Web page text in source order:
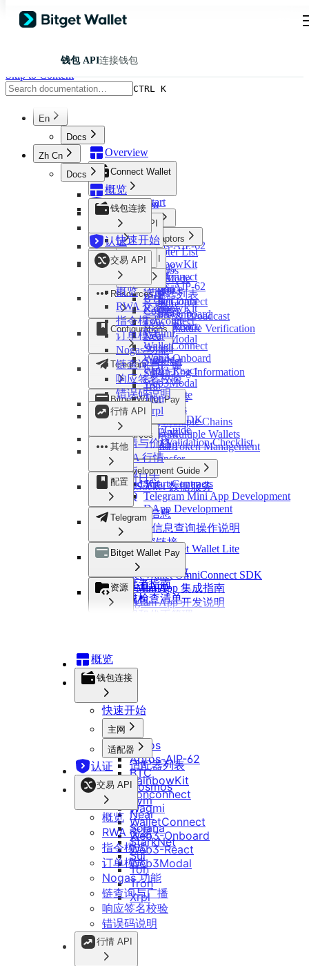
钱包 API连接钱包
Skip to Content
CTRL K
En
Docs
Overview
Connect Wallet
Quick Start
Mainnets
Aptos
Aptos-AIP-62
BTC
Cosmos
Evm
Near
Solana
StarkNet
Sui
Ton
Tron
Xrpl
Wallet Adaptors
Adapter List
RainbowKit
TonConnect
Wagmi
WalletConnect
Web3-Onboard
Web3-React
Web3Modal
Certification
Trading API
Overview
RWA Trading
Instruction Mode
Order Mode
Nogas Feature
Chain Query & Broadcast
Response Signature Verification
Error Codes
Markets API
Market & Price
RWA Market Data
Token
WebSocket Service
Resources
Change Logs
Configurations
Chain Config
Cross-Chain Log Information
Deeplink
Developer Tools
Link Parameters
Managing Multiple Chains
Connecting Multiple Wallets
Mainnet and Token Management
Invoke Transfer
Telegram
Bitget Wallet Lite
OmniConnect
OmniConnect SDK
Ton Mini App
Ton Web App
Bitget Wallet Pay
Developer Guide
Integration Validation Checklist
Resources
Development Guide
Smart Contracts
Telegram Mini App Development
DApp Development
Brand Kit
FAQ
Zh Cn
Docs
概览
钱包连接
快速开始
主网
Aptos
Aptos-AIP-62
BTC
Cosmos
Evm
Near
Solana
StarkNet
Sui
Ton
Tron
Xrpl
适配器
适配器列表
RainbowKit
Tonconnect
Wagmi
WalletConnect
Web3-Onboard
Web3-React
Web3Modal
认证
交易 API
概览
RWA 交易
指令模式
订单模式
Nogas 功能
链查询与广播
响应签名校验
错误码说明
行情 API
行情与价格
RWA 行情
代币
WebSocket 数据服务
其他
更新日志
配置
链配置信息
跨链log信息查询操作说明
Bitget 深链接
开发工具
Bitget 链接参数
多链 DApp
多钱包
主网和代币管理
Telegram
继续集成 Bitget Wallet Lite
OmniConnect
Bitget Wallet OmniConnect SDK
Ton Mini App 集成指南
Telegram App 开发说明
Bitget Wallet Pay
开发者指南
集成检查清单
资源
概览
钱包连接
快速开始
主网
Aptos
Aptos-AIP-62
BTC
Cosmos
Evm
Near
Solana
StarkNet
Sui
Ton
Tron
Xrpl
适配器
适配器列表
RainbowKit
Tonconnect
Wagmi
WalletConnect
Web3-Onboard
Web3-React
Web3Modal
认证
交易 API
概览
RWA 交易
指令模式
订单模式
Nogas 功能
链查询与广播
响应签名校验
错误码说明
行情 API